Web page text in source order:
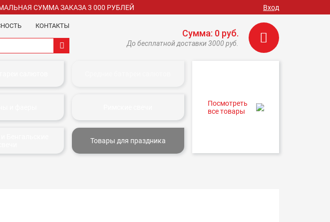
СУММА ЗАКАЗА 3 000 РУБЛЕЙ Вход
КОНТАКТЫ
Сумма: 0 руб.
До бесплатной доставки 3000 руб.
Товары для праздника
Посмотреть
все товары